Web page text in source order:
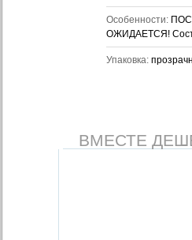
Особенности:
ОЖИДАЕТСЯ!
Упаковка:
ВМЕСТЕ